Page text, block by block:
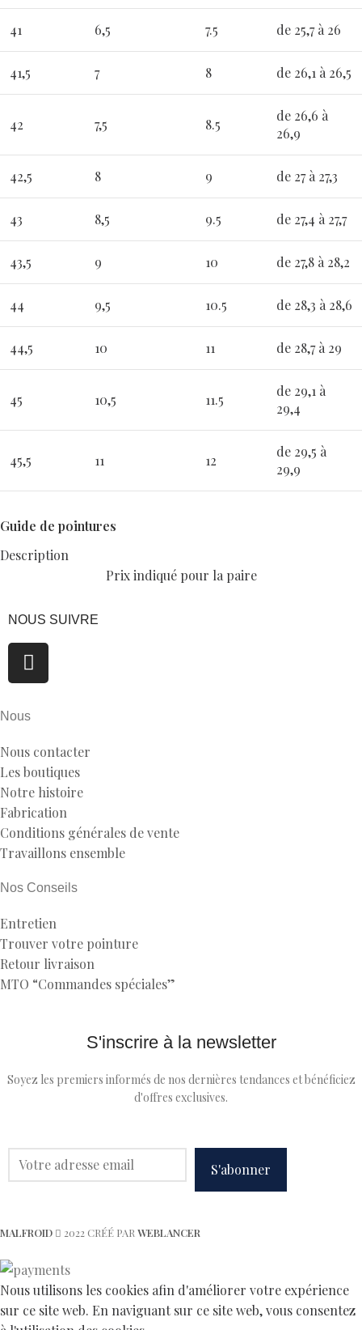
41 6,5 7.5 de 25,7 à 26
41,5 7 8 de 26,1 à 26,5
42 7,5 8.5
de 26,6 à
26,9
42,5 8 9 de 27 à 27,3
43 8,5 9.5 de 27,4 à 27,7
43,5 9 10 de 27,8 à 28,2
44 9,5 10.5 de 28,3 à 28,6
44,5 10 11 de 28,7 à 29
45 10,5 11.5
de 29,1 à
29,4
45,5 11 12
de 29,5 à
29,9
Guide de pointures
Description
Prix indiqué pour la paire
NOUS SUIVRE
Nous
Nous contacter
Les boutiques
Notre histoire
Fabrication
Conditions générales de vente
Travaillons ensemble
Nos Conseils
Entretien
Trouver votre pointure
Retour livraison
MTO “Commandes spéciales”
S'inscrire à la newsletter
Soyez les premiers informés de nos dernières tendances et bénéficiez
d'offres exclusives.
MALFROID 2022 CRÉÉ PAR WEBLANCER
Nous utilisons les cookies afin d'améliorer votre expérience
sur ce site web. En naviguant sur ce site web, vous consentez